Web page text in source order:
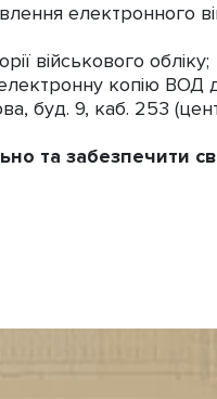
електронного
військового обліку;
копію ВОД
буд. 9, каб. 253
та забезпечити